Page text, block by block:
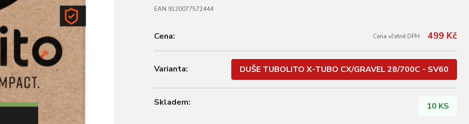
EAN 9120077572444
Cena: Cena včetně DPH 499 Kč
Varianta: DUŠE TUBOLITO X-TUBO CX/GRAVEL 28/700C - SV60
Skladem: 10 KS